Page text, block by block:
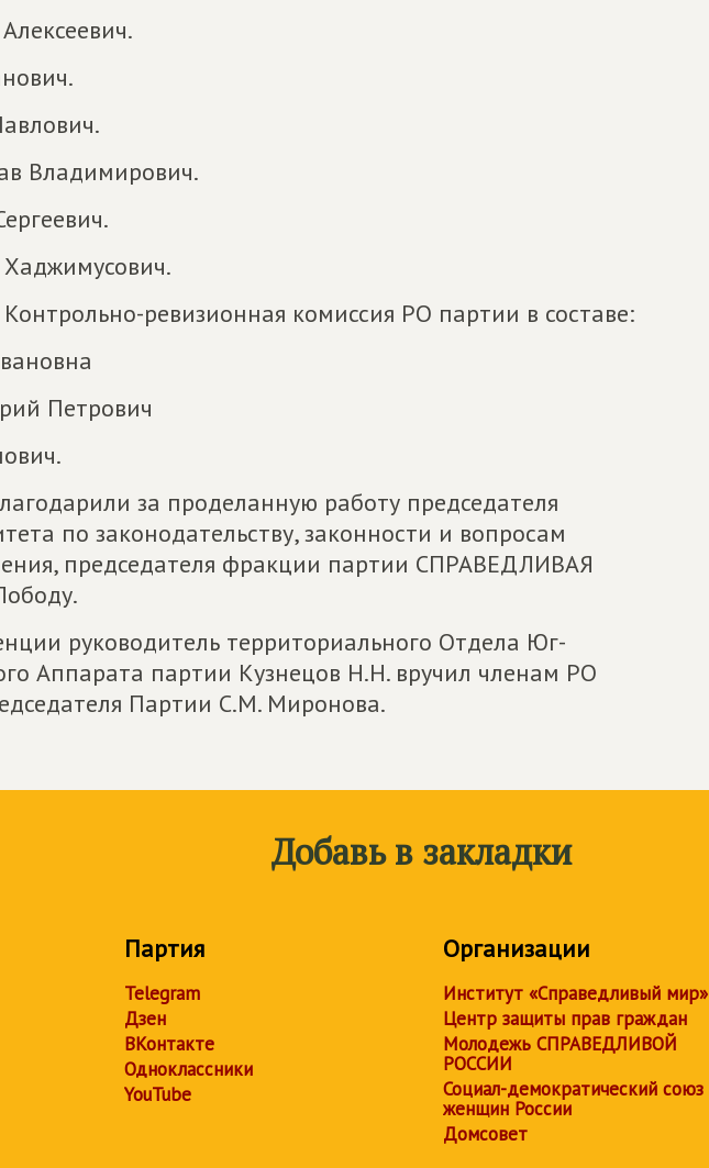
Владимирович.
ревизионная комиссия РО партии в составе:
Петрович
за проделанную работу председателя
по законодательству, законности и вопросам
председателя фракции партии СПРАВЕДЛИВАЯ
руководитель территориального Отдела Юг-
Аппарата партии Кузнецов Н.Н. вручил членам РО
Партии С.М. Миронова.
Добавь в закладки
Партия
Telegram
Дзен
ВКонтакте
Одноклассники
YouTube
Организации
Институт «Справедливый мир»
Центр защиты прав граждан
Молодежь СПРАВЕДЛИВОЙ
РОССИИ
Социал-демократический союз
женщин России
Домсовет